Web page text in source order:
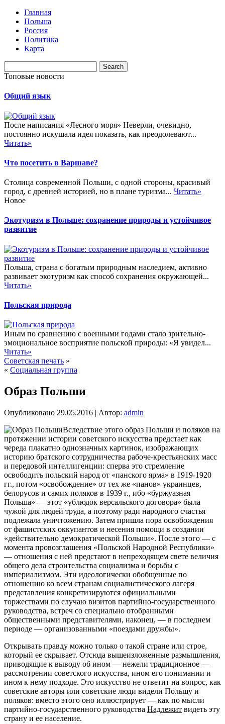
Главная
Польша
Россия
Политика
Карта
Топовые новости
Общий язык
После написания «Лесного моря» Неверли, очевидно,
постоянно искушала идея показать, как преодолевают...
Читать»
Что посетить в Варшаве?
Столица современной Польши, с одной стороны, красивый
город, с древней историей, но в плане туризма... Читать»
Новое
Экотуризм в Польше: сохранение природы и устойчивое
развитие
Польша, страна с богатым природным наследием, активно
развивает экотуризм как способ сохранения окружающей...
Читать»
Польская природа
Иным по сравнению с военными годами стало зрительно-
эмоциональное восприятие польской природы: «Я увидел...
Читать»
Советская печать »
« Социальная группа
Образ Польши
Опубликовано 29.05.2016 | Автор: admin
Вследствие этого образ Польши и поляков на
протяжении истории советского искусства предстает как
череда плакатно однозначных картинок, изображающих
историю братского сотрудничества рабоче-крестьянских масс
и передовой интеллигенции: сперва это стремление
освободить польский народ от «панского ярма» в 1919-1920
гг., потом «освобождение» от тех же «панов» украинцев,
белорусов и самих поляков в 1939 г., ибо «буржуазная
Польша» — этот «ублюдок версальского договора» была
чужой для людей труда, а поэтому ради народного счастья
подлежала уничтожению. Затем пришла пора освобождения
от фашистских оккупантов и несения помощи в создании
«действительно демократической Польши». После этого — с
момента провозглашения «Польской Народной Республики»
— отношения с ней предстают в непреходящем свете величия
общего дела строительства социализма и борьбы с
империализмом. Эти идеологически обобщенные по
отношению ко всем странам социалистического лагеря
представления конкретизируются официальными
торжествами по случаю визитов партийно-государственного
руководства, встреч со специально отобранными
общественными представителями, наконец, — в последнем
периоде — организованными «поездами дружбы».
Открывать правду можно только о такой стране или строе,
который ее скрывает. Отсюда вышеизложенные размышления,
приводящие к выводу об ином — нежели традиционное —
рассмотрении советского искусства, ином его понимании и
ином к нему подходе. Это искусство не ответит на вопрос, как
советские авторы или советские люди видели Польшу и
поляков: вместо этого оно иллюстрирует — как по мысли
партийно-государственного руководства Надлежит видеть эту
страну и ее население.